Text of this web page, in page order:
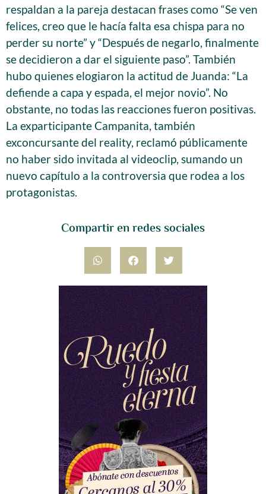
Compartir en redes sociales
respaldan a la pareja destacan frases como “Se ven
felices, creo que le hacía falta esa chispa para no
perder su norte” y “Después de negarlo, finalmente
se decidieron a dar el siguiente paso”. También
hubo quienes elogiaron la actitud de Juanda: “La
defiende a capa y espada, el mejor novio”. No
obstante, no todas las reacciones fueron positivas.
La exparticipante Campanita, también
exconcursante del reality, reclamó públicamente
no haber sido invitada al videoclip, sumando un
nuevo capítulo a la controversia que rodea a los
protagonistas.